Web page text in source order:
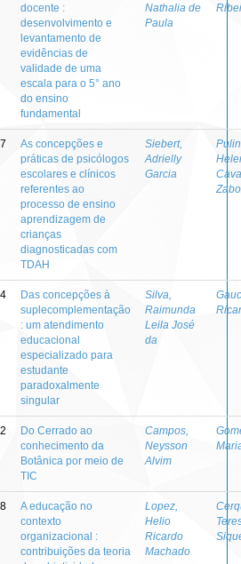
docente :
desenvolvimento e
levantamento de
evidências de
validade de uma
escala para o 5° ano
do ensino
fundamental
Nathalia de
Paula
As concepções e
práticas de psicólogos
escolares e clínicos
referentes ao
processo de ensino
aprendizagem de
crianças
diagnosticadas com
TDAH
Siebert,
Adrielly
Garcia
Das concepções à
suplecomplementação
: um atendimento
educacional
especializado para
estudante
paradoxalmente
singular
Silva,
Raimunda
Leila José
da
Do Cerrado ao
conhecimento da
Botânica por meio de
TIC
Campos,
Neysson
Alvim
A educação no
contexto
organizacional :
contribuições da teoria
Lopez,
Helio
Ricardo
Machado